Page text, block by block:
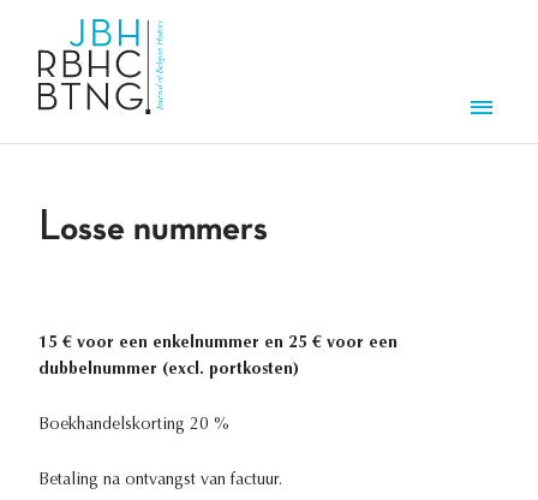
Losse nummers
15 € voor een enkelnummer en 25 € voor een
dubbelnummer (excl. portkosten)
Boekhandelskorting 20 %
Betaling na ontvangst van factuur.